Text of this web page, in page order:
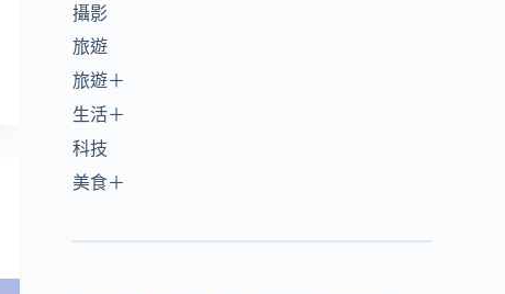
攝影
旅遊
旅遊＋
生活＋
科技
美食＋